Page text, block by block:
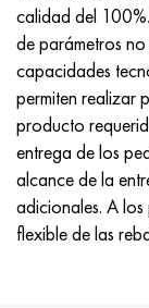
calidad del
de parámetros
capacidades
permiten realizar
producto
entrega de los
alcance de la
adicionales. A
flexible de las
hastelloy c22
Hastelloy C-276
Hastelloy C2000
Hastelloy 3
40ХН, 36NiCr6,
40XFA, 1.7223,
45X, 45h,
45HN2MFA,